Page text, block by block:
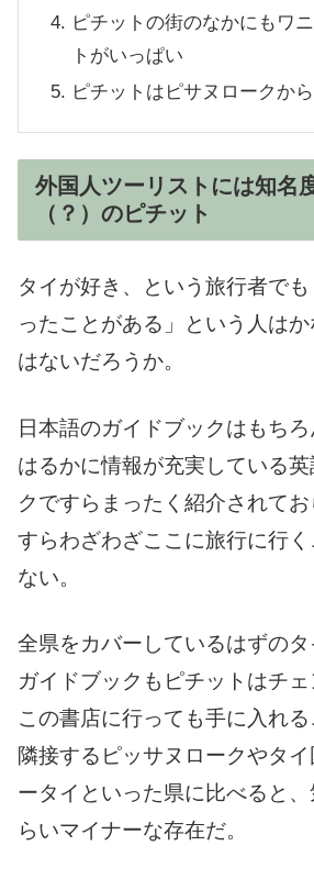
ピチットの街のなかにもワ
トがいっぱい
ピチットはピサヌロークか
外国人ツーリストには知名
（？）のピチット
タイが好き、という旅行者で
ったことがある」という人は
はないだろうか。
日本語のガイドブックはもち
はるかに情報が充実している
クですらまったく紹介されて
すらわざわざここに旅行に行
ない。
全県をカバーしているはずの
ガイドブックもピチットはチ
この書店に行っても手に入れる
隣接するピッサヌロークやタ
ータイといった県に比べると、
らいマイナーな存在だ。